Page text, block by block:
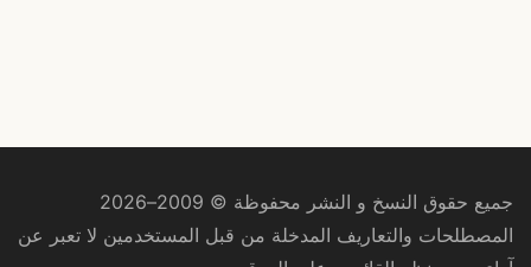
جميع حقوق النسخ و النشر محفوظة © 2009–2026
المصطلحات والتعاريف المدخلة من قبل المستخدمين لا تعبر عن